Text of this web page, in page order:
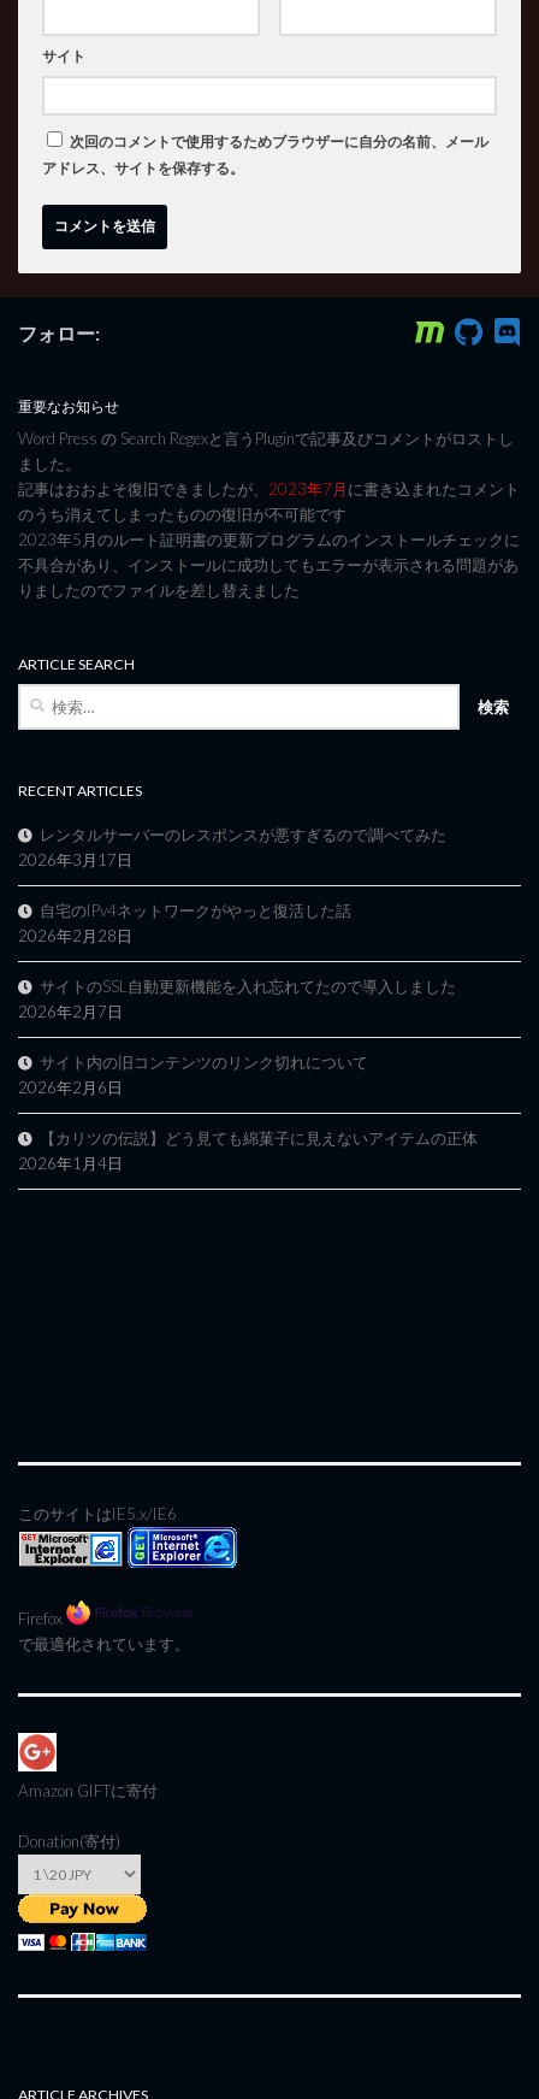
サイト
次回のコメントで使用するためブラウザーに自分の名前、メール
アドレス、サイトを保存する。
フォロー:
重要なお知らせ
Word Press の Search Regexと言うPluginで記事及びコメントがロストし
ました。
記事はおおよそ復旧できましたが、 2023年7月に書き込まれたコメント
のうち消えてしまったものの復旧が不可能です
2023年5月のルート証明書の更新プログラムのインストールチェックに
不具合があり、インストールに成功してもエラーが表示される問題があ
りましたのでファイルを差し替えました
ARTICLE SEARCH
検
RECENT ARTICLES
レンタルサーバーのレスポンスが悪すぎるので調べてみた
2026年3月17日
自宅のIPv4ネットワークがやっと復活した話
2026年2月28日
サイトのSSL自動更新機能を入れ忘れてたので導入しました
2026年2月7日
サイト内の旧コンテンツのリンク切れについて
2026年2月6日
【カリツの伝説】どう見ても綿菓子に見えないアイテムの正体
2026年1月4日
このサイトはIE5.x/IE6
Firefox
で最適化されています。
Amazon GIFTに寄付
Donation(寄付)
ARTICLE ARCHIVES